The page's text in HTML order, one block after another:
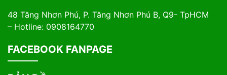
48 Tăng Nhơn Phú, P. Tăng Nhơn Phú B, Q9- TpHCM
– Hotline: 0908164770
FACEBOOK FANPAGE